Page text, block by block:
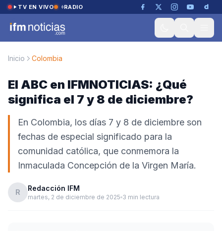
Saltar al contenido
TV EN VIVO RADIO
Inicio Colombia
El ABC en IFMNOTICIAS: ¿Qué
significa el 7 y 8 de diciembre?
En Colombia, los días 7 y 8 de diciembre son
fechas de especial significado para la
comunidad católica, que conmemora la
Inmaculada Concepción de la Virgen María.
R Redacción IFM
martes, 2 de diciembre de 2025 3 min lectura